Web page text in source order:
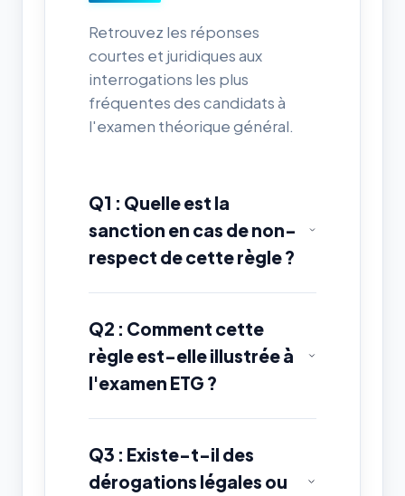
Retrouvez les réponses
courtes et juridiques aux
interrogations les plus
fréquentes des candidats à
l'examen théorique général.
Q1 : Quelle est la
sanction en cas de non-
respect de cette règle ?
Q2 : Comment cette
règle est-elle illustrée à
l'examen ETG ?
Q3 : Existe-t-il des
dérogations légales ou